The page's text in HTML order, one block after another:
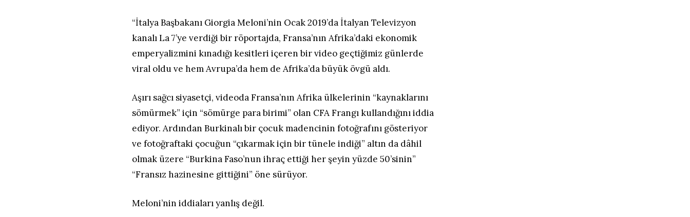
“İtalya Başbakanı Giorgia Meloni’nin Ocak 2019’da İtalyan Televizyon
kanalı La 7’ye verdiği bir röportajda, Fransa’nın Afrika’daki ekonomik
emperyalizmini kınadığı kesitleri içeren bir video geçtiğimiz günlerde
viral oldu ve hem Avrupa’da hem de Afrika’da büyük övgü aldı.
Aşırı sağcı siyasetçi, videoda Fransa’nın Afrika ülkelerinin “kaynaklarını
sömürmek” için “sömürge para birimi” olan CFA Frangı kullandığını iddia
ediyor. Ardından Burkinalı bir çocuk madencinin fotoğrafını gösteriyor
ve fotoğraftaki çocuğun “çıkarmak için bir tünele indiği” altın da dâhil
olmak üzere “Burkina Faso’nun ihraç ettiği her şeyin yüzde 50’sinin”
“Fransız hazinesine gittiğini” öne sürüyor.
Meloni’nin iddiaları yanlış değil.